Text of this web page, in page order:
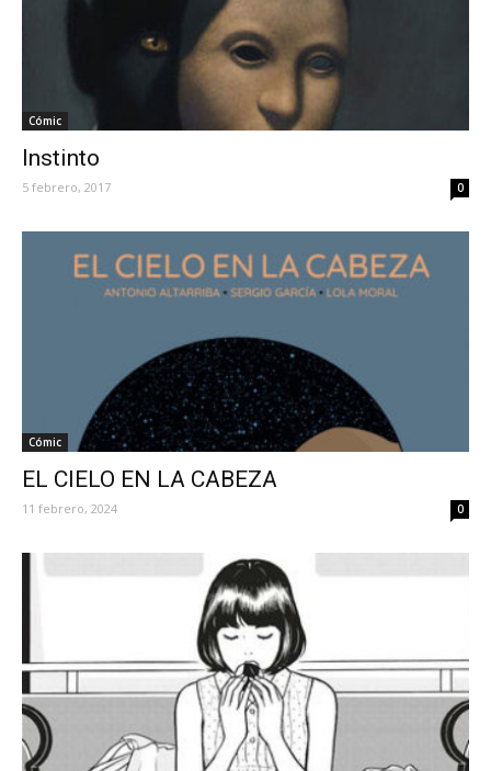
Cómic
Instinto
5 febrero, 2017 0
Cómic
EL CIELO EN LA CABEZA
11 febrero, 2024 0